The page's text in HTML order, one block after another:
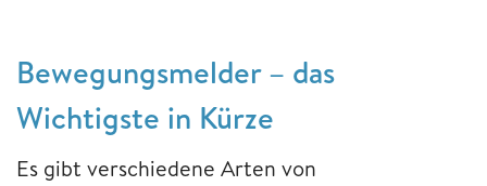
Bewegungsmelder – das
Wichtigste in Kürze
Es gibt verschiedene Arten von